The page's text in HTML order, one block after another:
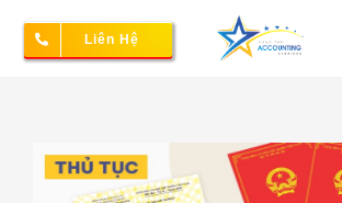
Liên Hệ
Thành lập doanh nghiệp
View
Larger